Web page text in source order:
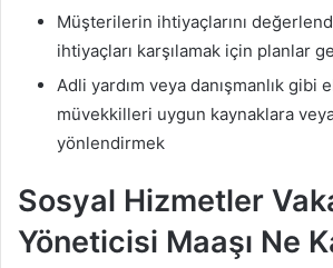
Müşterilerin ihtiyaçlarını
ihtiyaçları karşılamak için planlar
Adli yardım veya danışmanlık gibi
müvekkilleri uygun kaynaklara
yönlendirmek
Sosyal Hizmetler
Yöneticisi Maaşı Ne